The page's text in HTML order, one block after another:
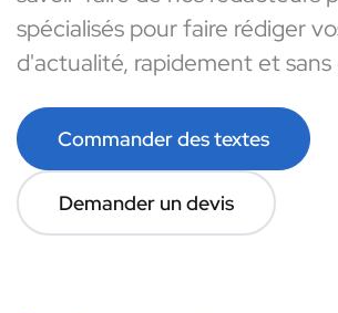
spécialisés pour faire rédiger
d'actualité, rapidement et
Commander des textes
Demander un devis